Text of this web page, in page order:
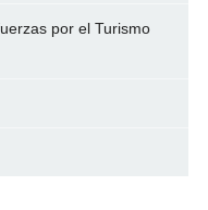
por el Turismo